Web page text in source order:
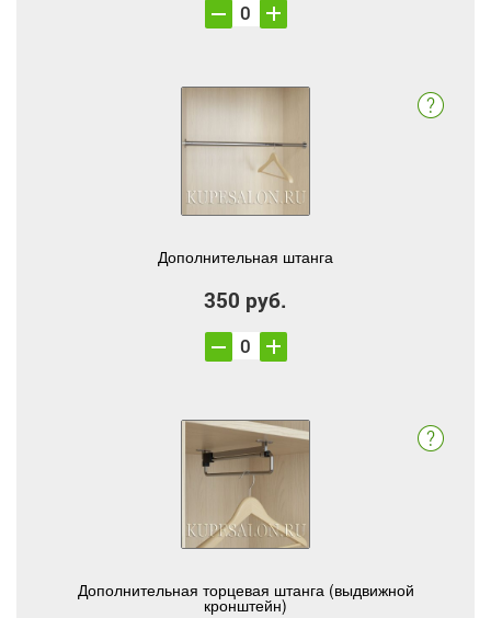
Дополнительная штанга
350 руб.
Дополнительная торцевая штанга (выдвижной
кронштейн)